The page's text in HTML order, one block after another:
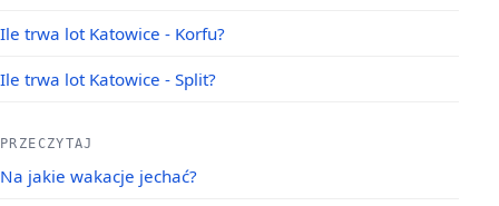
Ile trwa lot Katowice - Korfu?
Ile trwa lot Katowice - Split?
PRZECZYTAJ
Na jakie wakacje jechać?